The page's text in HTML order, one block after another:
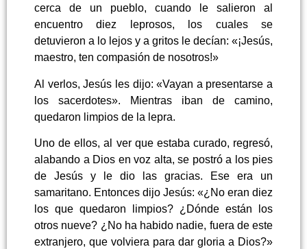
cerca de un pueblo, cuando le salieron al
encuentro diez leprosos, los cuales se
detuvieron a lo lejos y a gritos le decían: «¡Jesús,
maestro, ten compasión de nosotros!»
Al verlos, Jesús les dijo: «Vayan a presentarse a
los sacerdotes». Mientras iban de camino,
quedaron limpios de la lepra.
Uno de ellos, al ver que estaba curado, regresó,
alabando a Dios en voz alta, se postró a los pies
de Jesús y le dio las gracias. Ese era un
samaritano. Entonces dijo Jesús: «¿No eran diez
los que quedaron limpios? ¿Dónde están los
otros nueve? ¿No ha habido nadie, fuera de este
extranjero, que volviera para dar gloria a Dios?»